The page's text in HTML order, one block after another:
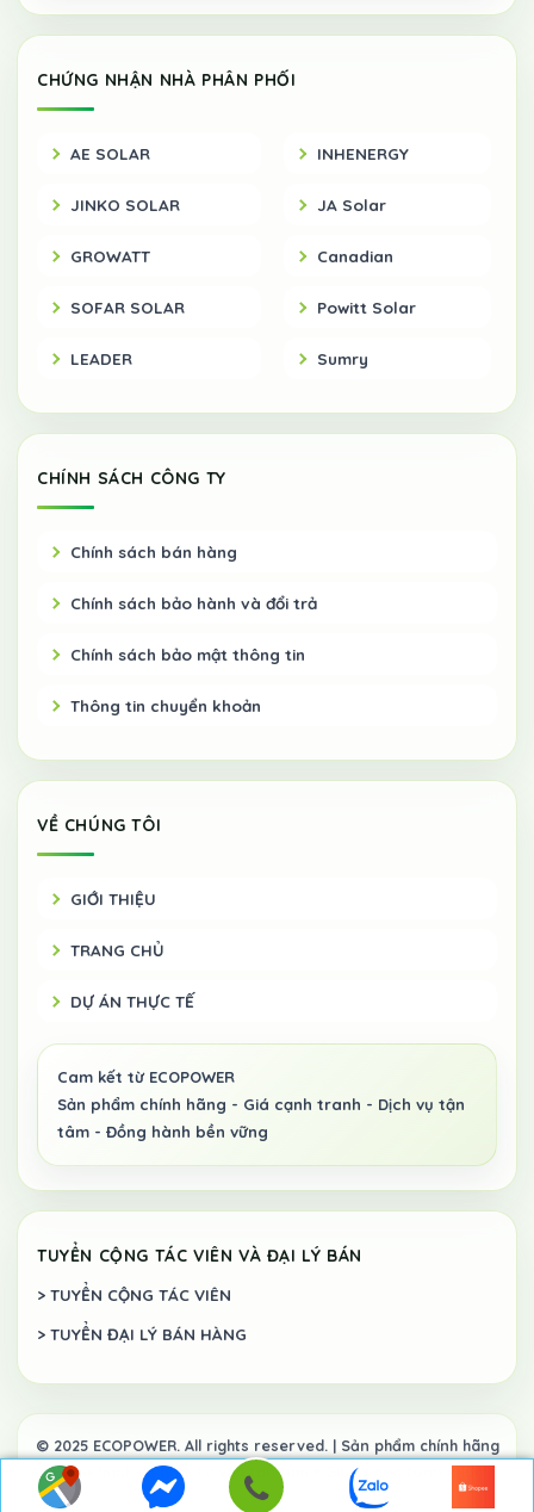
CHỨNG NHẬN NHÀ PHÂN PHỐI
AE SOLAR
JINKO SOLAR
GROWATT
SOFAR SOLAR
LEADER
INHENERGY
JA Solar
Canadian
Powitt Solar
Sumry
CHÍNH SÁCH CÔNG TY
Chính sách bán hàng
Chính sách bảo hành và đổi trả
Chính sách bảo mật thông tin
Thông tin chuyển khoản
VỀ CHÚNG TÔI
GIỚI THIỆU
TRANG CHỦ
DỰ ÁN THỰC TẾ
TUYỂN CỘNG TÁC VIÊN VÀ ĐẠI LÝ BÁN
> TUYỂN CỘNG TÁC VIÊN
> TUYỂN ĐẠI LÝ BÁN HÀNG